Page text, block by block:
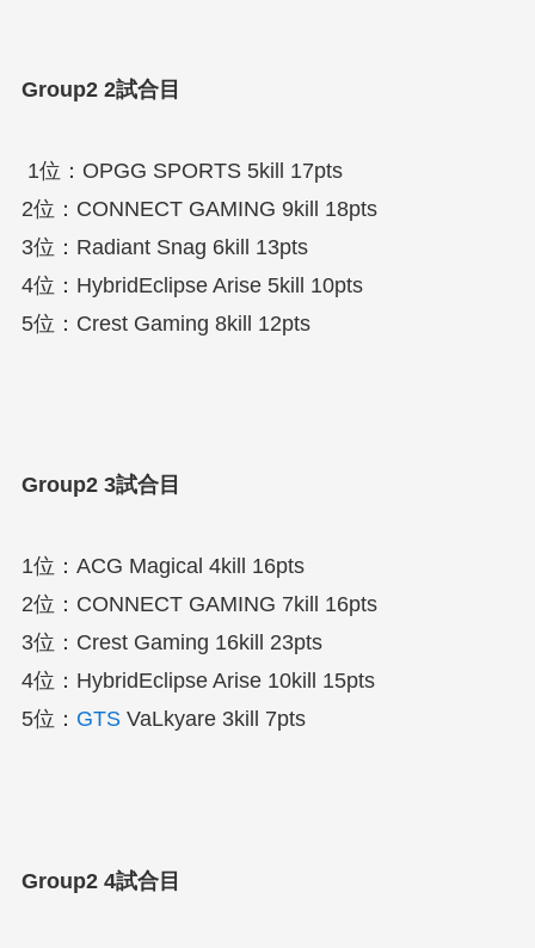
Group2 2試合目
1位：OPGG SPORTS 5kill 17pts
2位：CONNECT GAMING 9kill 18pts
3位：Radiant Snag 6kill 13pts
4位：HybridEclipse Arise 5kill 10pts
5位：Crest Gaming 8kill 12pts
Group2 3試合目
1位：ACG Magical 4kill 16pts
2位：CONNECT GAMING 7kill 16pts
3位：Crest Gaming 16kill 23pts
4位：HybridEclipse Arise 10kill 15pts
5位： GTSVaLkyare 3kill 7pts
Group2 4試合目